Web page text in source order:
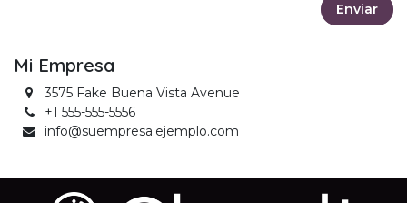
Enviar
Mi Empresa
3575 Fake Buena Vista Avenue
+1 555-555-5556
info@suempresa.ejemplo.com